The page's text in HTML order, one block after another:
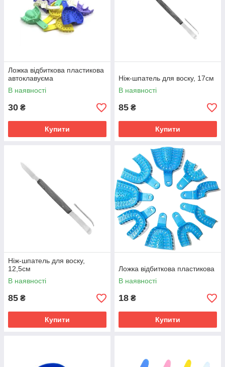
Ложка відбиткова пластикова
автоклавуєма
В наявності
30 ₴
Купити
Ніж-шпатель для воску, 17см
В наявності
85 ₴
Купити
Ніж-шпатель для воску,
12,5см
В наявності
85 ₴
Купити
Ложка відбиткова пластикова
В наявності
18 ₴
Купити